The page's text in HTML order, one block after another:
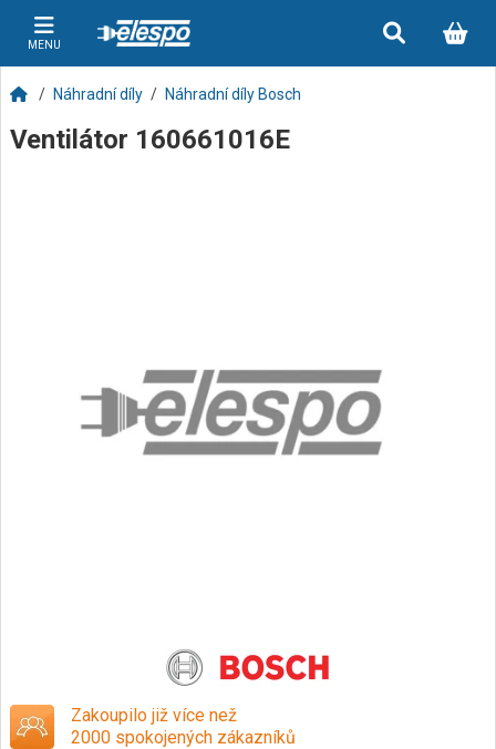
MENU
Náhradní díly Náhradní díly Bosch
Ventilátor 160661016E
Zakoupilo již více než
2000 spokojených zákazníků